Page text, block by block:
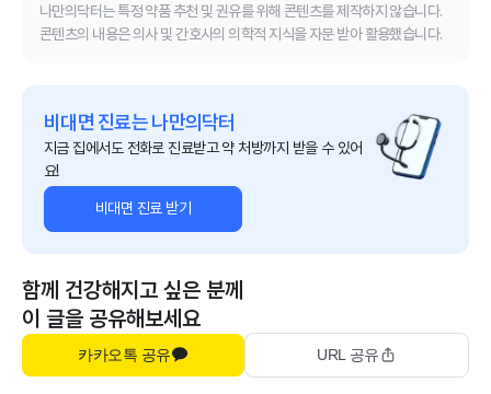
나만의닥터는 특정 약품 추천 및 권유를 위해 콘텐츠를 제작하지 않습니다.
콘텐츠의 내용은 의사 및 간호사의 의학적 지식을 자문 받아 활용했습니다.
비대면 진료는 나만의닥터
지금 집에서도 전화로 진료받고 약 처방까지 받을 수 있어
요!
비대면 진료 받기
함께 건강해지고 싶은 분께
이 글을 공유해보세요
카카오톡 공유 URL 공유